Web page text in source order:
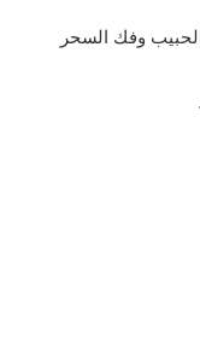
وفك السحر